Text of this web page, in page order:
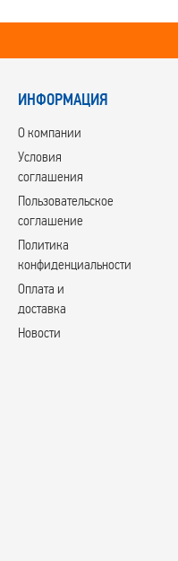
ИНФОРМАЦИЯ
О компании
Условия
соглашения
Пользовательское
соглашение
Политика
конфиденциальности
Оплата и
доставка
Новости